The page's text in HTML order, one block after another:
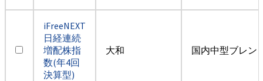
iFreeNEXT
日経連続
増配株指
数(年4回
決算型)
大和 国内中型ブレン